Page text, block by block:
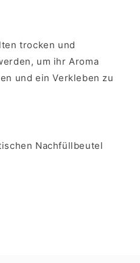
trocken und
um ihr Aroma
und ein Verkleben zu
Nachfüllbeutel